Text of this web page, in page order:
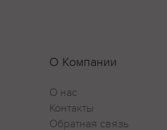
О Компании
О нас
Контакты
Обратная связь